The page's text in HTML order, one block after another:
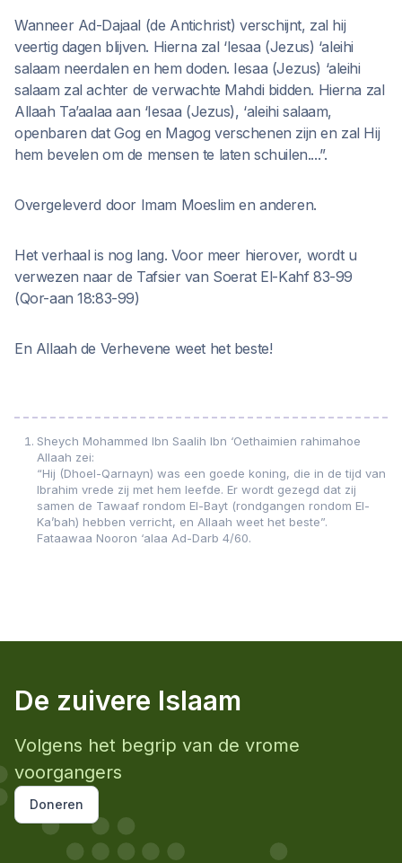
Wanneer Ad-Dajaal (de Antichrist) verschijnt, zal hij
veertig dagen blijven. Hierna zal ‘Iesaa (Jezus) ‘aleihi
salaam neerdalen en hem doden. Iesaa (Jezus) ‘aleihi
salaam zal achter de verwachte Mahdi bidden. Hierna zal
Allaah Ta’aalaa aan ‘Iesaa (Jezus), ‘aleihi salaam,
openbaren dat Gog en Magog verschenen zijn en zal Hij
hem bevelen om de mensen te laten schuilen....”.
Overgeleverd door Imam Moeslim en anderen.
Het verhaal is nog lang. Voor meer hierover, wordt u
verwezen naar de Tafsier van Soerat El-Kahf 83-99
(Qor-aan 18:83-99)
En Allaah de Verhevene weet het beste!
Sheych Mohammed Ibn Saalih Ibn ‘Oethaimien rahimahoe
Allaah zei:
“Hij (Dhoel-Qarnayn) was een goede koning, die in de tijd van
Ibrahim vrede zij met hem leefde. Er wordt gezegd dat zij
samen de Tawaaf rondom El-Bayt (rondgangen rondom El-
Ka’bah) hebben verricht, en Allaah weet het beste”.
Fataawaa Nooron ‘alaa Ad-Darb 4/60.
De zuivere Islaam
Volgens het begrip van de vrome
voorgangers
Doneren